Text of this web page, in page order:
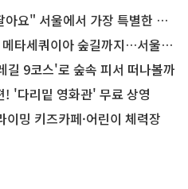
울에서 가장 특별한 편의점의 정체
이아 숲길까지…서울둘레길 15코스
길 9코스'로 숲속 피서 떠나볼까
! '다리밑 영화관' 무료 상영
밍 키즈카페·어린이 체력장